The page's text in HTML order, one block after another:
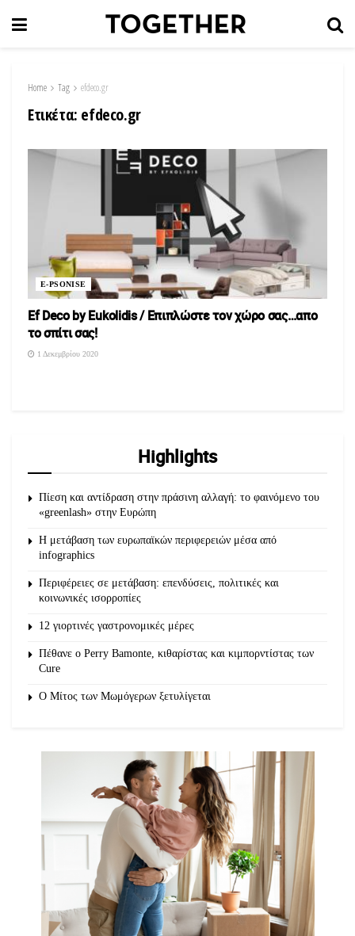
Home Tag efdeco.gr
Ετικέτα: efdeco.gr
E-PSONISE
Ef Deco by Eukolidis / Eπιπλώστε τον χώρο σας…απο
το σπίτι σας!
1 Δεκεμβρίου 2020
Highlights
Πίεση και αντίδραση στην πράσινη αλλαγή: το φαινόμενο του
«greenlash» στην Ευρώπη
Η μετάβαση των ευρωπαϊκών περιφερειών μέσα από
infographics
Περιφέρειες σε μετάβαση: επενδύσεις, πολιτικές και
κοινωνικές ισορροπίες
12 γιορτινές γαστρονομικές μέρες
Πέθανε ο Perry Bamonte, κιθαρίστας και κιμπορντίστας των
Cure
O Μίτος των Μωμόγερων ξετυλίγεται